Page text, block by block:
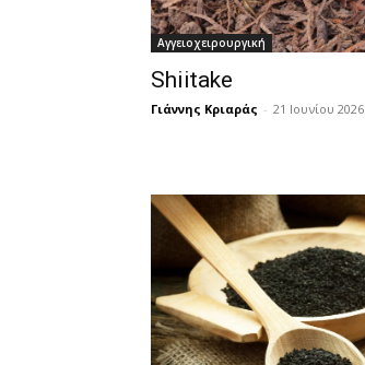
Αγγειοχειρουργική
Shiitake
Γιάννης Κριαράς - 21 Ιουνίου 2026